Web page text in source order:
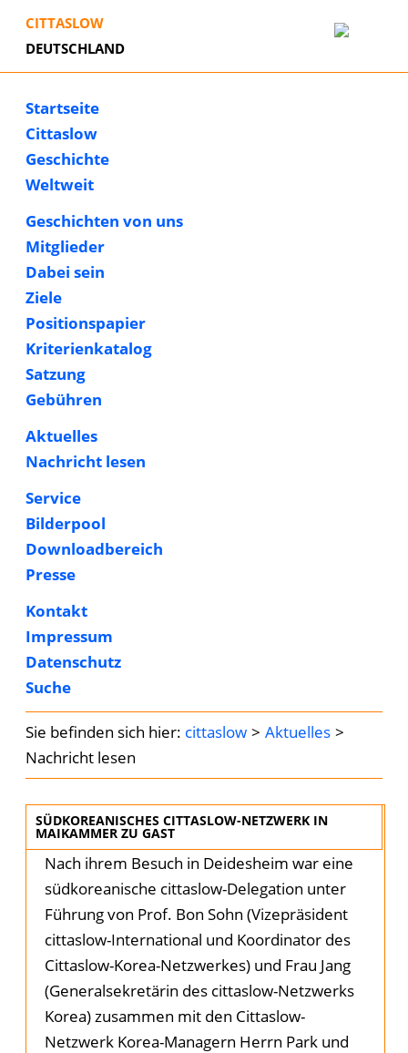
CITTASLOW
DEUTSCHLAND
Startseite
Cittaslow
Geschichte
Weltweit
Geschichten von uns
Mitglieder
Dabei sein
Ziele
Positionspapier
Kriterienkatalog
Satzung
Gebühren
Aktuelles
Nachricht lesen
Service
Bilderpool
Downloadbereich
Presse
Kontakt
Impressum
Datenschutz
Suche
cittaslow
Aktuelles
Nachricht lesen
SÜDKOREANISCHES CITTASLOW-NETZWERK IN
MAIKAMMER ZU GAST
Nach ihrem Besuch in Deidesheim war eine
südkoreanische cittaslow-Delegation unter
Führung von Prof. Bon Sohn (Vizepräsident
cittaslow-International und Koordinator des
Cittaslow-Korea-Netzwerkes) und Frau Jang
(Generalsekretärin des cittaslow-Netzwerks
Korea) zusammen mit den Cittaslow-
Netzwerk Korea-Managern Herrn Park und